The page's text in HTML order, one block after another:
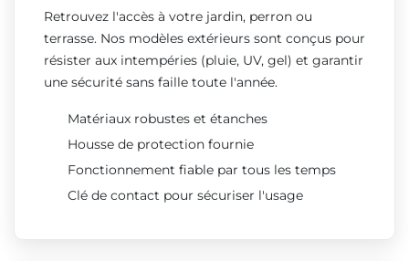
Retrouvez l'accès à votre jardin, perron ou
terrasse. Nos modèles extérieurs sont conçus pour
résister aux intempéries (pluie, UV, gel) et garantir
une sécurité sans faille toute l'année.
Matériaux robustes et étanches
Housse de protection fournie
Fonctionnement fiable par tous les temps
Clé de contact pour sécuriser l'usage